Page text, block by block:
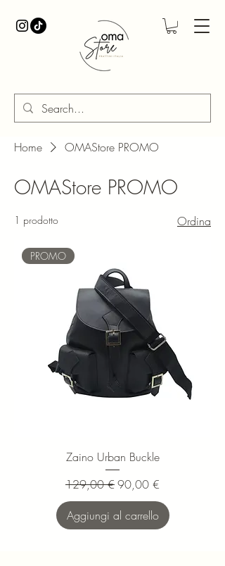
Home OMAStore PROMO
OMAStore PROMO
1 prodotto Ordina
PROMO
Zaino Urban Buckle
Prezzo regolare
129,00 €Prezzo scontato
90,00 €
Aggiungi al carrello